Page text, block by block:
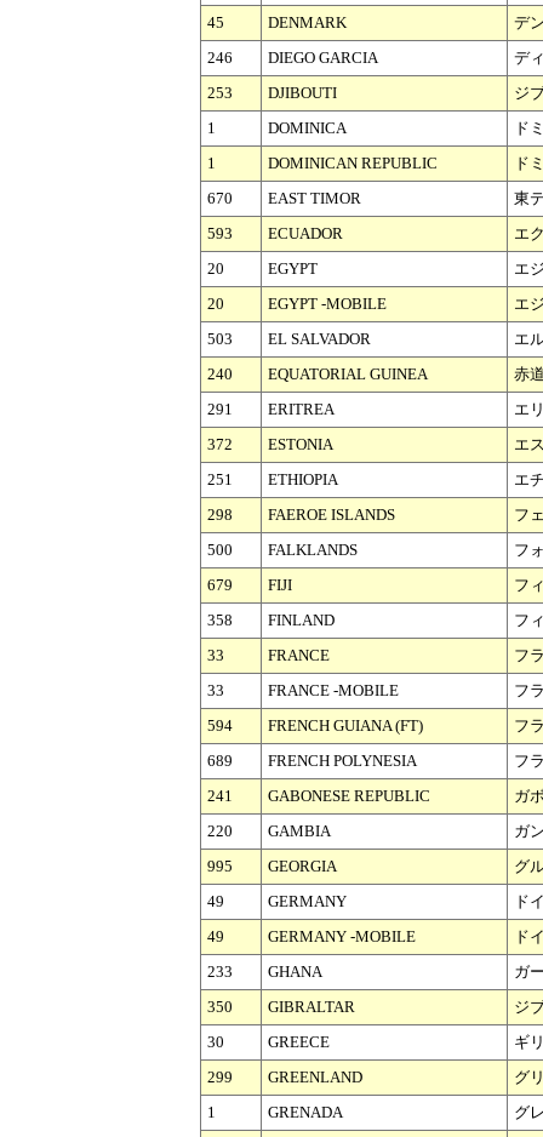
45
DENMARK
デ
246
DIEGO GARCIA
デ
253
DJIBOUTI
ジ
1
DOMINICA
ド
1
DOMINICAN REPUBLIC
ド
670
EAST TIMOR
東
593
ECUADOR
エ
20
EGYPT
エ
20
EGYPT -MOBILE
エ
503
EL SALVADOR
エ
240
EQUATORIAL GUINEA
赤
291
ERITREA
エ
372
ESTONIA
エ
251
ETHIOPIA
エ
298
FAEROE ISLANDS
フ
500
FALKLANDS
フ
679
FIJI
フ
358
FINLAND
フ
33
FRANCE
フ
33
FRANCE -MOBILE
フ
594
FRENCH GUIANA (FT)
フ
689
FRENCH POLYNESIA
フ
241
GABONESE REPUBLIC
ガ
220
GAMBIA
ガ
995
GEORGIA
グ
49
GERMANY
ド
49
GERMANY -MOBILE
ド
233
GHANA
ガ
350
GIBRALTAR
ジ
30
GREECE
ギ
299
GREENLAND
グ
1
GRENADA グ